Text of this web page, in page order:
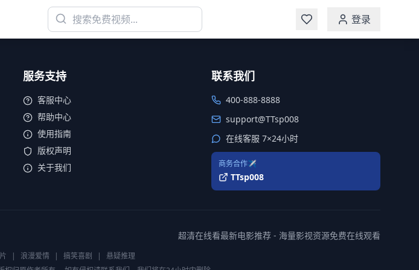
登录
服务支持
客服中心
帮助中心
使用指南
版权声明
关于我们
联系我们
400-888-8888
support@TTsp008
在线客服 7×24小时
商务合作✈️
TTsp008
超清在线看最新电影推荐 - 海量影视资源免费在线观看
| 浪漫爱情 | 搞笑喜剧 |
悬疑推理